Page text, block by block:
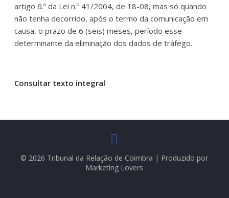
artigo 6.º da Lei n.º 41/2004, de 18-08, mas só quando
não tenha decorrido, após o termo da comunicação em
causa, o prazo de 6 (seis) meses, período esse
determinante da eliminação dos dados de tráfego.
Consultar texto integral
© 2026 Tribunal da Relação de Coimbra | Produzido por
Marketing Lovers